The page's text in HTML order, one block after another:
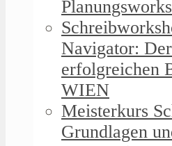
Navigator:
erfolgreichen
WIEN
Meisterkurs
Grundlagen